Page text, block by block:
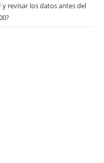
y revisar los datos antes del